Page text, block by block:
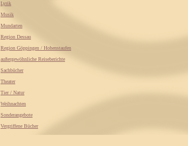
Lyrik
Musik
Mundarten
Region Dessau
Region Göppingen / Hohenstaufen
außergewöhnliche Reiseberichte
Sachbücher
Theater
Tier / Natur
Weihnachten
Sonderangebote
Vergriffene Bücher